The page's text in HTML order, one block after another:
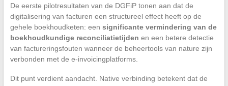
De eerste pilotresultaten van de DGFiP tonen aan dat de
digitalisering van facturen een structureel effect heeft op de
gehele boekhoudketen: een significante vermindering van de
boekhoudkundige reconciliatietijden en een betere detectie
van factureringsfouten wanneer de beheertools van nature zijn
verbonden met de e-invoicingplatforms.
Dit punt verdient aandacht. Native verbinding betekent dat de